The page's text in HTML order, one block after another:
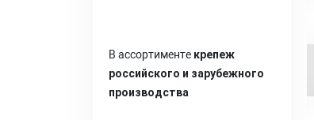
В ассортименте крепеж
российского и зарубежного
производства